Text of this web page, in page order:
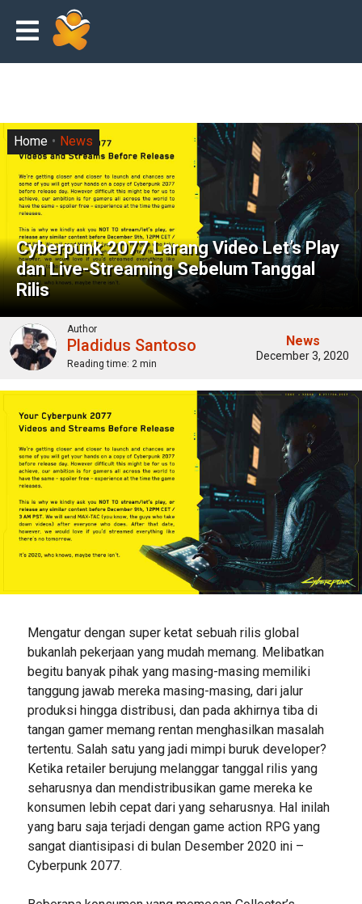
Cyberpunk 2077 Larang Video Let’s Play
dan Live-Streaming Sebelum Tanggal
Rilis
Home News
Author
Pladidus Santoso
Reading time: 2 min
News
December 3, 2020
Mengatur dengan super ketat sebuah rilis global
bukanlah pekerjaan yang mudah memang. Melibatkan
begitu banyak pihak yang masing-masing memiliki
tanggung jawab mereka masing-masing, dari jalur
produksi hingga distribusi, dan pada akhirnya tiba di
tangan gamer memang rentan menghasilkan masalah
tertentu. Salah satu yang jadi mimpi buruk developer?
Ketika retailer berujung melanggar tanggal rilis yang
seharusnya dan mendistribusikan game mereka ke
konsumen lebih cepat dari yang seharusnya. Hal inilah
yang baru saja terjadi dengan game action RPG yang
sangat diantisipasi di bulan Desember 2020 ini –
Cyberpunk 2077.